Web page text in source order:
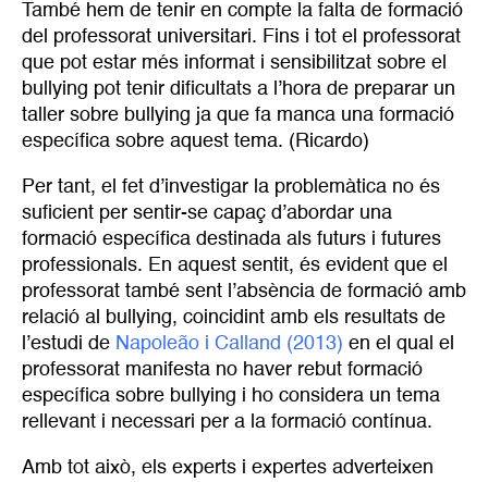
També hem de tenir en compte la falta de formació
del professorat universitari. Fins i tot el professorat
que pot estar més informat i sensibilitzat sobre el
bullying pot tenir dificultats a l’hora de preparar un
taller sobre bullying ja que fa manca una formació
específica sobre aquest tema. (Ricardo)
Per tant, el fet d’investigar la problemàtica no és
suficient per sentir-se capaç d’abordar una
formació específica destinada als futurs i futures
professionals. En aquest sentit, és evident que el
professorat també sent l’absència de formació amb
relació al bullying, coincidint amb els resultats de
l’estudi de Napoleão i Calland (2013) en el qual el
professorat manifesta no haver rebut formació
específica sobre bullying i ho considera un tema
rellevant i necessari per a la formació contínua.
Amb tot això, els experts i expertes adverteixen